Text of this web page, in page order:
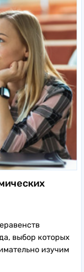
выбор которых
изучим